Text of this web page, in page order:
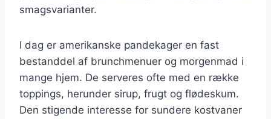
smagsvarianter.
I dag er amerikanske pandekager en fast
bestanddel af brunchmenuer og morgenmad i
mange hjem. De serveres ofte med en række
toppings, herunder sirup, frugt og flødeskum.
Den stigende interesse for sundere kostvaner